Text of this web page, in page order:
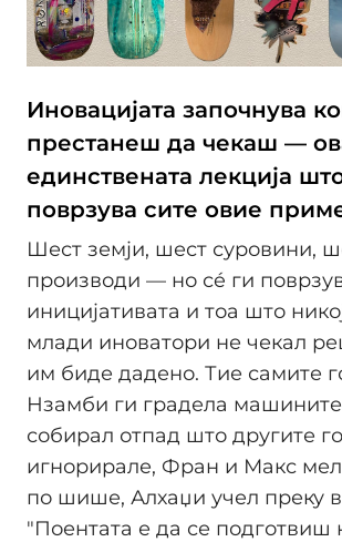
Иновацијата започнува
престанеш да чекаш —
единствената лекција
поврзува сите овие
Шест земји, шест суровини,
производи — но сé ги
иницијативата и тоа што
млади иноватори не чекал
им биде дадено. Тие самите
Нзамби ги градела
собирал отпад што другите го
игнорирале, Фран и Макс
по шише, Алхаџи учел преку
"Поентата е да се подготвиш